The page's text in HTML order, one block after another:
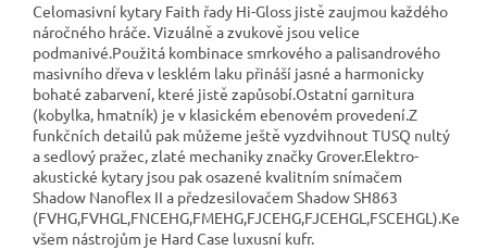
Celomasivní kytary Faith řady Hi-Gloss jistě zaujmou každého
náročného hráče. Vizuálně a zvukově jsou velice
podmanivé.Použitá kombinace smrkového a palisandrového
masivního dřeva v lesklém laku přináší jasné a harmonicky
bohaté zabarvení, které jistě zapůsobí.Ostatní garnitura
(kobylka, hmatník) je v klasickém ebenovém provedení.Z
funkčních detailů pak můžeme ještě vyzdvihnout TUSQ nultý
a sedlový pražec, zlaté mechaniky značky Grover.Elektro-
akustické kytary jsou pak osazené kvalitním snímačem
Shadow Nanoflex II a předzesilovačem Shadow SH863
(FVHG,FVHGL,FNCEHG,FMEHG,FJCEHG,FJCEHGL,FSCEHGL).Ke
všem nástrojům je Hard Case luxusní kufr.